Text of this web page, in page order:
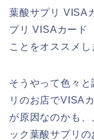
葉酸サプリ VISA
プリ VISAカード
ことをオススメし
そうやって色々
リのお店でVISA
が原因なのかも
ック葉酸サプリ